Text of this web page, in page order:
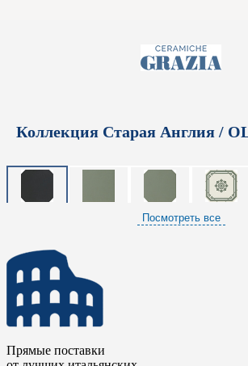
Коллекция Старая Англия /
Посмотреть все
Прямые поставки